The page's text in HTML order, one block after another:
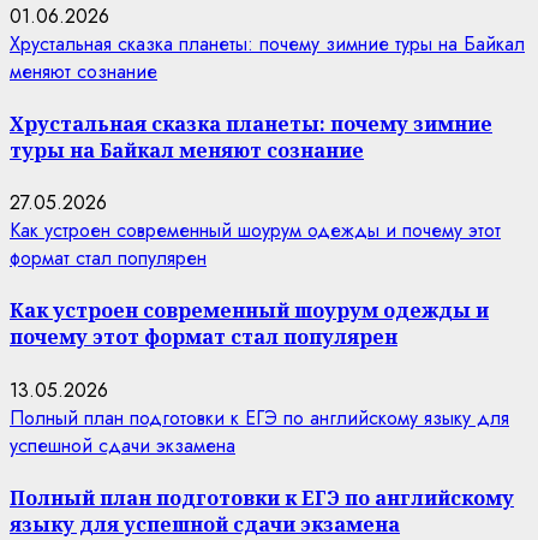
01.06.2026
Хрустальная сказка планеты: почему зимние туры на Байкал
меняют сознание
Хрустальная сказка планеты: почему зимние
туры на Байкал меняют сознание
27.05.2026
Как устроен современный шоурум одежды и почему этот
формат стал популярен
Как устроен современный шоурум одежды и
почему этот формат стал популярен
13.05.2026
Полный план подготовки к ЕГЭ по английскому языку для
успешной сдачи экзамена
Полный план подготовки к ЕГЭ по английскому
языку для успешной сдачи экзамена